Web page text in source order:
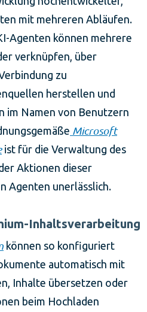
mit mehreren Abläufen.
Agenten können mehrere
verknüpfen, über
zu
herstellen und
im Namen von Benutzern
Microsoft
ist für die Verwaltung des
Aktionen dieser
Agenten unerlässlich.
Inhaltsverarbeitung
können so konfiguriert
automatisch mit
Inhalte übersetzen oder
beim Hochladen